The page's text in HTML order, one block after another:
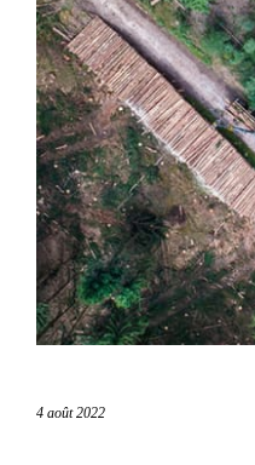
4 août 2022